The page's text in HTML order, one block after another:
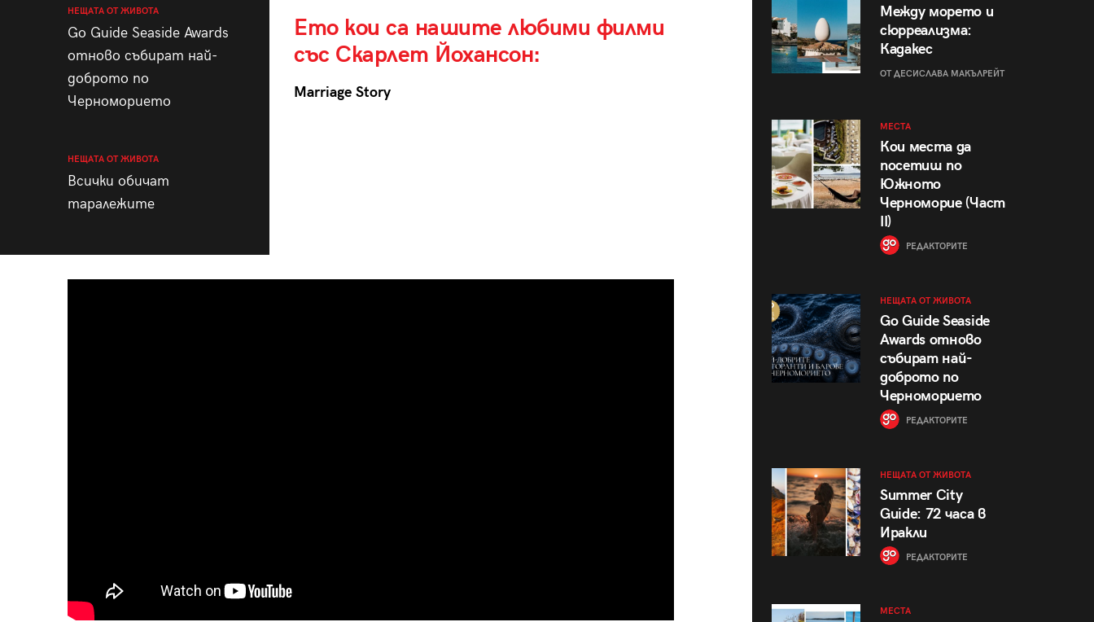
НЕЩАТА ОТ ЖИВОТА
Go Guide Seaside Awards
отново събират най-
доброто по
Черноморието
НЕЩАТА ОТ ЖИВОТА
Всички обичат
таралежите
Ето кои са нашите любими филми
със Скарлет Йохансон:
Marriage Story
Между морето и
сюрреализма:
Кадакес
ОТ ДЕСИСЛАВА МАКЪЛРЕЙТ
МЕСТА
Кои места да
посетиш по
Южното
Черноморие (Част
II)
РЕДАКТОРИТЕ
НЕЩАТА ОТ ЖИВОТА
Go Guide Seaside
Awards отново
събират най-
доброто по
Черноморието
РЕДАКТОРИТЕ
НЕЩАТА ОТ ЖИВОТА
Summer City
Guide: 72 часа в
Иракли
РЕДАКТОРИТЕ
МЕСТА